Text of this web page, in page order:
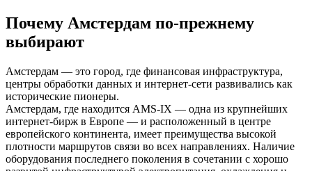
Почему Амстердам по-прежнему
выбирают
Амстердам — это город, где финансовая инфраструктура,
центры обработки данных и интернет-сети развивались как
исторические пионеры.
Амстердам, где находится AMS-IX — одна из крупнейших
интернет-бирж в Европе — и расположенный в центре
европейского континента, имеет преимущества высокой
плотности маршрутов связи во всех направлениях. Наличие
оборудования последнего поколения в сочетании с хорошо